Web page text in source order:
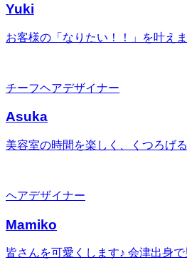
Yuki
お客様の「なりたい！！」を叶え
チーフヘアデザイナー
Asuka
美容室の時間を楽しく、くつろげ
ヘアデザイナー
Mamiko
皆さんを可愛くします♪ 会津出身